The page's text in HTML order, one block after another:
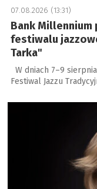
07.08.2026 (13:31)
Bank
festiwalu
Tarka"
W dniach 7–9
Festiwal Jazzu
a